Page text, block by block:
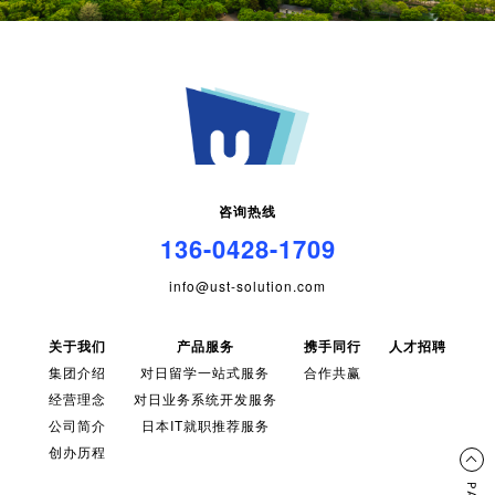
咨询热线
136-0428-1709
info@ust-solution.com
关于我们
集团介绍
经营理念
公司简介
创办历程
产品服务
对日留学一站式服务
对日业务系统开发服务
日本IT就职推荐服务
携手同行
合作共赢
人才招聘